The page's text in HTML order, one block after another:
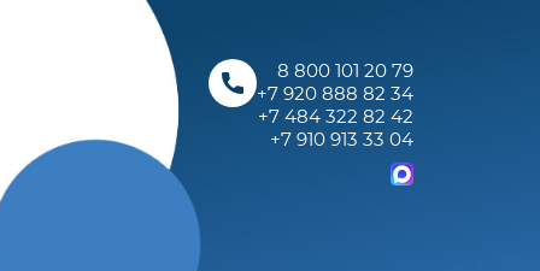
8 800 101 20 79
+7 920 888 82 34
+7 484 322 82 42
+7 910 913 33 04